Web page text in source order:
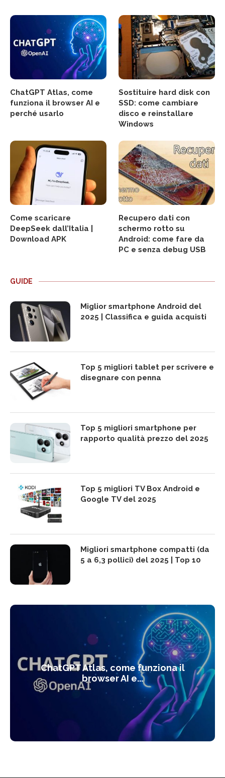
ChatGPT Atlas, come
funziona il browser AI e
perché usarlo
Sostituire hard disk con
SSD: come cambiare
disco e reinstallare
Windows
Come scaricare
DeepSeek dall’Italia |
Download APK
Recupero dati con
schermo rotto su
Android: come fare da
PC e senza debug USB
GUIDE
Miglior smartphone Android del
2025 | Classifica e guida acquisti
Top 5 migliori tablet per scrivere e
disegnare con penna
Top 5 migliori smartphone per
rapporto qualità prezzo del 2025
Top 5 migliori TV Box Android e
Google TV del 2025
Migliori smartphone compatti (da
5 a 6,3 pollici) del 2025 | Top 10
ChatGPT Atlas, come funziona il
browser AI e...